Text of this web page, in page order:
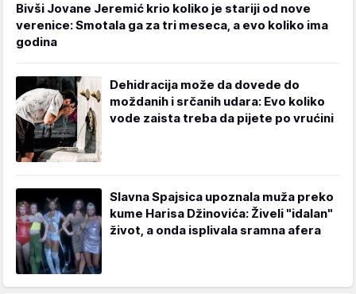
Bivši Jovane Jeremić krio koliko je stariji od nove
verenice: Smotala ga za tri meseca, a evo koliko ima
godina
Dehidracija može da dovede do
moždanih i srčanih udara: Evo koliko
vode zaista treba da pijete po vrućini
Slavna Spajsica upoznala muža preko
kume Harisa Džinovića: Živeli "idalan"
život, a onda isplivala sramna afera